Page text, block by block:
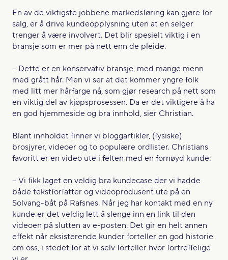
En av de viktigste jobbene markedsføring kan gjøre for
salg, er å drive kundeopplysning uten at en selger
trenger å være involvert. Det blir spesielt viktig i en
bransje som er mer på nett enn de pleide.
– Dette er en konservativ bransje, med mange menn
med grått hår. Men vi ser at det kommer yngre folk
med litt mer hårfarge nå, som gjør research på nett som
en viktig del av kjøpsprosessen. Da er det viktigere å ha
en god hjemmeside og bra innhold, sier Christian.
Blant innholdet finner vi bloggartikler, (fysiske)
brosjyrer, videoer og to populære ordlister. Christians
favoritt er en video ute i felten med en fornøyd kunde:
– Vi fikk laget en veldig bra kundecase der vi hadde
både tekstforfatter og videoprodusent ute på en
Solvang-båt på Rafsnes. Når jeg har kontakt med en ny
kunde er det veldig lett å slenge inn en link til den
videoen på slutten av e-posten. Det gir en helt annen
effekt når eksisterende kunder forteller en god historie
om oss, i stedet for at vi selv forteller hvor fortreffelige